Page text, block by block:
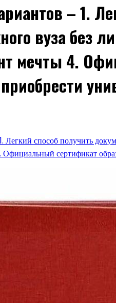
– 1.
вуза без
мечты 4.
Легкий способ получить
сертификат